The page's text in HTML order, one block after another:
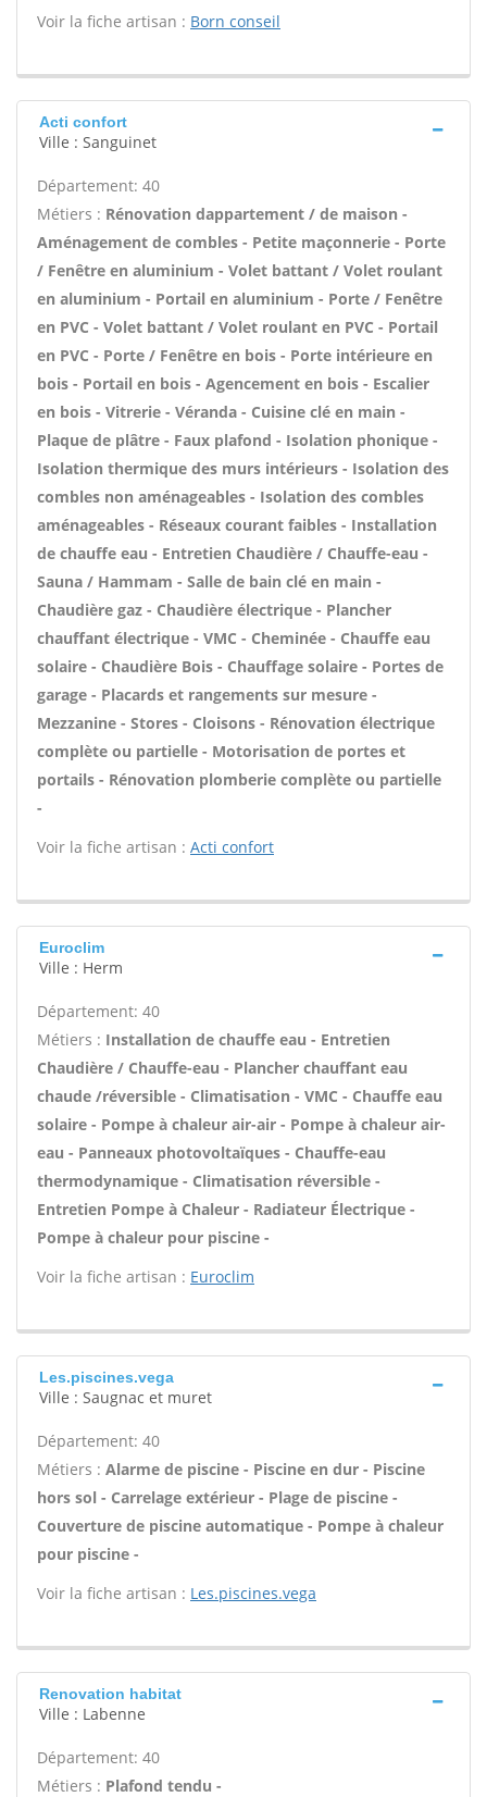
Voir la fiche artisan : Born conseil
Acti confort
Ville : Sanguinet
Département: 40
Métiers : Rénovation dappartement / de maison -
Aménagement de combles - Petite maçonnerie - Porte
/ Fenêtre en aluminium - Volet battant / Volet roulant
en aluminium - Portail en aluminium - Porte / Fenêtre
en PVC - Volet battant / Volet roulant en PVC - Portail
en PVC - Porte / Fenêtre en bois - Porte intérieure en
bois - Portail en bois - Agencement en bois - Escalier
en bois - Vitrerie - Véranda - Cuisine clé en main -
Plaque de plâtre - Faux plafond - Isolation phonique -
Isolation thermique des murs intérieurs - Isolation des
combles non aménageables - Isolation des combles
aménageables - Réseaux courant faibles - Installation
de chauffe eau - Entretien Chaudière / Chauffe-eau -
Sauna / Hammam - Salle de bain clé en main -
Chaudière gaz - Chaudière électrique - Plancher
chauffant électrique - VMC - Cheminée - Chauffe eau
solaire - Chaudière Bois - Chauffage solaire - Portes de
garage - Placards et rangements sur mesure -
Mezzanine - Stores - Cloisons - Rénovation électrique
complète ou partielle - Motorisation de portes et
portails - Rénovation plomberie complète ou partielle
-
Voir la fiche artisan : Acti confort
Euroclim
Ville : Herm
Département: 40
Métiers : Installation de chauffe eau - Entretien
Chaudière / Chauffe-eau - Plancher chauffant eau
chaude /réversible - Climatisation - VMC - Chauffe eau
solaire - Pompe à chaleur air-air - Pompe à chaleur air-
eau - Panneaux photovoltaïques - Chauffe-eau
thermodynamique - Climatisation réversible -
Entretien Pompe à Chaleur - Radiateur Électrique -
Pompe à chaleur pour piscine -
Voir la fiche artisan : Euroclim
Les.piscines.vega
Ville : Saugnac et muret
Département: 40
Métiers : Alarme de piscine - Piscine en dur - Piscine
hors sol - Carrelage extérieur - Plage de piscine -
Couverture de piscine automatique - Pompe à chaleur
pour piscine -
Voir la fiche artisan : Les.piscines.vega
Renovation habitat
Ville : Labenne
Département: 40
Métiers : Plafond tendu -